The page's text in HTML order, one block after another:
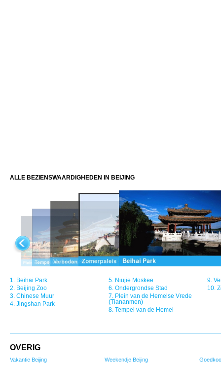
ALLE BEZIENSWAARDIGHEDEN IN BEIJING
1. Beihai Park
2. Beijing Zoo
3. Chinese Muur
4. Jingshan Park
5. Niujie Moskee
6. Ondergrondse Stad
7. Plein van de Hemelse Vrede
(Tiananmen)
8. Tempel van de Hemel
9.
10.
OVERIG
Vakantie Beijing Weekendje Beijing